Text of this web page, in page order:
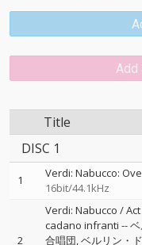
Add
Title
DISC 1
1 Verdi: Nabucco:
16bit/44.1kHz
2
Verdi: Nabucco /
cadano infranti --
合唱団 ベルリン・